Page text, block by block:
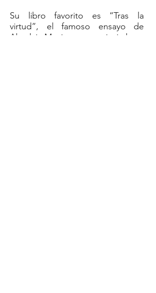
Su libro favorito es “Tras la
virtud”, el famoso ensayo de
Alasdair Macintyre que invitaba a